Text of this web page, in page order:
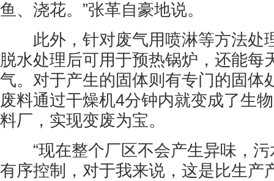
鱼、浇花。”张革自豪地说。
此外，针对废气用喷淋等方法处
脱水处理后可用于预热锅炉，还能每
气。对于产生的固体则有专门的固体
废料通过干燥机4分钟内就变成了生
料厂，实现变废为宝。
“现在整个厂区不会产生异味，污
有序控制，对于我来说，这是比生产